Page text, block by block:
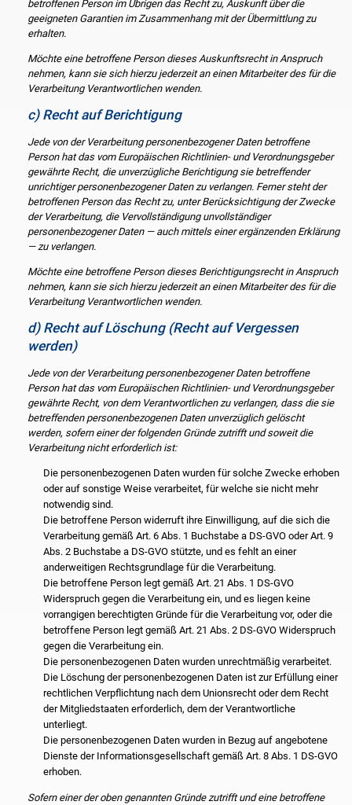
betroffenen Person im Übrigen das Recht zu, Auskunft über die
geeigneten Garantien im Zusammenhang mit der Übermittlung zu
erhalten.
Möchte eine betroffene Person dieses Auskunftsrecht in Anspruch
nehmen, kann sie sich hierzu jederzeit an einen Mitarbeiter des für die
Verarbeitung Verantwortlichen wenden.
c) Recht auf Berichtigung
Jede von der Verarbeitung personenbezogener Daten betroffene
Person hat das vom Europäischen Richtlinien- und Verordnungsgeber
gewährte Recht, die unverzügliche Berichtigung sie betreffender
unrichtiger personenbezogener Daten zu verlangen. Ferner steht der
betroffenen Person das Recht zu, unter Berücksichtigung der Zwecke
der Verarbeitung, die Vervollständigung unvollständiger
personenbezogener Daten — auch mittels einer ergänzenden Erklärung
— zu verlangen.
Möchte eine betroffene Person dieses Berichtigungsrecht in Anspruch
nehmen, kann sie sich hierzu jederzeit an einen Mitarbeiter des für die
Verarbeitung Verantwortlichen wenden.
d) Recht auf Löschung (Recht auf Vergessen
werden)
Jede von der Verarbeitung personenbezogener Daten betroffene
Person hat das vom Europäischen Richtlinien- und Verordnungsgeber
gewährte Recht, von dem Verantwortlichen zu verlangen, dass die sie
betreffenden personenbezogenen Daten unverzüglich gelöscht
werden, sofern einer der folgenden Gründe zutrifft und soweit die
Verarbeitung nicht erforderlich ist:
Die personenbezogenen Daten wurden für solche Zwecke erhoben
oder auf sonstige Weise verarbeitet, für welche sie nicht mehr
notwendig sind.
Die betroffene Person widerruft ihre Einwilligung, auf die sich die
Verarbeitung gemäß Art. 6 Abs. 1 Buchstabe a DS-GVO oder Art. 9
Abs. 2 Buchstabe a DS-GVO stützte, und es fehlt an einer
anderweitigen Rechtsgrundlage für die Verarbeitung.
Die betroffene Person legt gemäß Art. 21 Abs. 1 DS-GVO
Widerspruch gegen die Verarbeitung ein, und es liegen keine
vorrangigen berechtigten Gründe für die Verarbeitung vor, oder die
betroffene Person legt gemäß Art. 21 Abs. 2 DS-GVO Widerspruch
gegen die Verarbeitung ein.
Die personenbezogenen Daten wurden unrechtmäßig verarbeitet.
Die Löschung der personenbezogenen Daten ist zur Erfüllung einer
rechtlichen Verpflichtung nach dem Unionsrecht oder dem Recht
der Mitgliedstaaten erforderlich, dem der Verantwortliche
unterliegt.
Die personenbezogenen Daten wurden in Bezug auf angebotene
Dienste der Informationsgesellschaft gemäß Art. 8 Abs. 1 DS-GVO
erhoben.
Sofern einer der oben genannten Gründe zutrifft und eine betroffene